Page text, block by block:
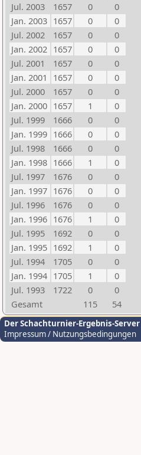
Jul. 2003
1657 0
0
Jan. 2003 1657 0
0
Jul. 2002
1657 0
0
Jan. 2002 1657 0
0
Jul. 2001
1657 0
0
Jan. 2001
1657 0
0
Jul. 2000
1657 0
0
Jan. 2000 1657 1
0
Jul. 1999
1666 0
0
Jan. 1999 1666 0
0
Jul. 1998
1666 0
0
Jan. 1998 1666 1
0
Jul. 1997
1676 0
0
Jan. 1997 1676 0
0
Jul. 1996
1676 0
0
Jan. 1996 1676 1
0
Jul. 1995
1692 0
0
Jan. 1995 1692 1
0
Jul. 1994
1705 0
0
Jan. 1994 1705 1
0
Jul. 1993
1722 0
0
Gesamt
115 54
Der Schachturnier-Ergebnis-Server
Impressum / Nutzungsbedingungen